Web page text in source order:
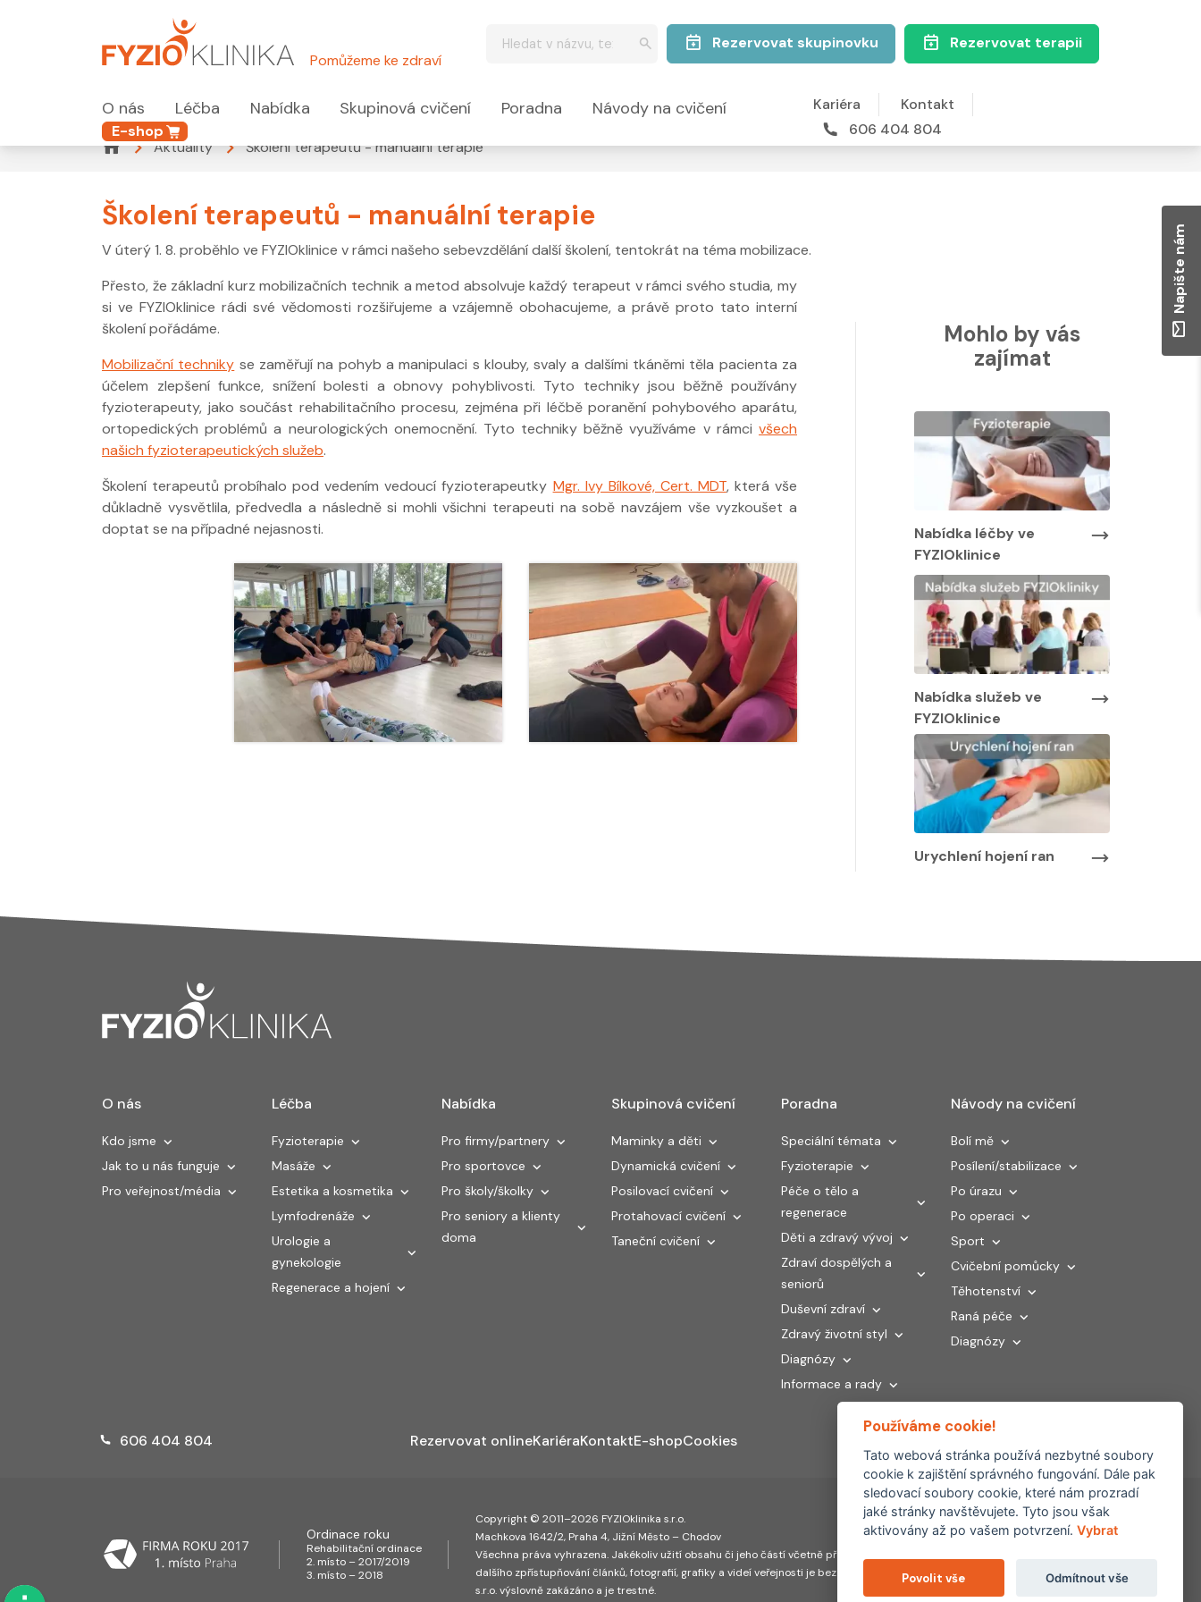
Pomůžeme ke zdraví
Rezervovat skupinovku Rezervovat terapii
O nás Léčba Nabídka Skupinová cvičení Poradna Návody na cvičení
E-shop
Kariéra
Kontakt
606 404 804
Aktuality
Školení terapeutů - manuální terapie
Školení terapeutů - manuální terapie
V úterý 1. 8. proběhlo ve FYZIOklinice v rámci našeho sebevzdělání další školení, tentokrát na téma mobilizace.
Přesto, že základní kurz mobilizačních technik a metod absolvuje každý terapeut v rámci svého studia, my
si ve FYZIOklinice rádi své vědomosti rozšiřujeme a vzájemně obohacujeme, a právě proto tato interní
školení pořádáme.
Mobilizační techniky se zaměřují na pohyb a manipulaci s klouby, svaly a dalšími tkáněmi těla pacienta za
účelem zlepšení funkce, snížení bolesti a obnovy pohyblivosti. Tyto techniky jsou běžně používány
fyzioterapeuty, jako součást rehabilitačního procesu, zejména při léčbě poranění pohybového aparátu,
ortopedických problémů a neurologických onemocnění. Tyto techniky běžně využíváme v rámci všech
našich fyzioterapeutických služeb.
Školení terapeutů probíhalo pod vedením vedoucí fyzioterapeutky Mgr. Ivy Bílkové, Cert. MDT, která vše
důkladně vysvětlila, předvedla a následně si mohli všichni terapeuti na sobě navzájem vše vyzkoušet a
doptat se na případné nejasnosti.
Mohlo by vás
zajímat
Nabídka léčby ve
FYZIOklinice
Nabídka léčby ve
FYZIOklinice
Nabídka léčby ve
FYZIOklinice
Nabídka služeb ve
FYZIOklinice
Urychlení hojení ran
Napište nám
O nás
Kdo jsme
Jak to u nás funguje
Pro veřejnost/média
Léčba
Fyzioterapie
Masáže
Estetika a kosmetika
Lymfodrenáže
Urologie a
gynekologie
Regenerace a hojení
Nabídka
Pro firmy/partnery
Pro sportovce
Pro školy/školky
Pro seniory a klienty
doma
Skupinová cvičení
Maminky a děti
Dynamická cvičení
Posilovací cvičení
Protahovací cvičení
Taneční cvičení
Poradna
Speciální témata
Fyzioterapie
Péče o tělo a
regenerace
Děti a zdravý vývoj
Zdraví dospělých a
seniorů
Duševní zdraví
Zdravý životní styl
Diagnózy
Informace a rady
Návody na cvičení
Bolí mě
Posílení/stabilizace
Po úrazu
Po operaci
Sport
Cvičební pomůcky
Těhotenství
Raná péče
Diagnózy
606 404 804 Rezervovat onlineKariéraKontaktE-shopCookies
Ordinace roku
Rehabilitační ordinace
2. místo – 2017/2019
3. místo – 2018
Copyright © 2011–2026 FYZIOklinika s.r.o.
Machkova 1642/2, Praha 4, Jižní Město – Chodov
Všechna práva vyhrazena. Jakékoliv užití obsahu či jeho částí včetně převzetí, šíření či
dalšího zpřístupňování článků, fotografií, grafiky a videí veřejnosti je bez souhlasu FYZIOklinika
s.r.o. výslovně zakázáno a je trestné.
Partnerské
weby:
Používáme cookie!
Tato webová stránka používá nezbytné soubory
cookie k zajištění správného fungování. Dále pak
sledovací soubory cookie, které nám prozradí
jaké stránky navštěvujete. Tyto jsou však
aktivovány až po vašem potvrzení. Vybrat
Povolit vše Odmítnout vše